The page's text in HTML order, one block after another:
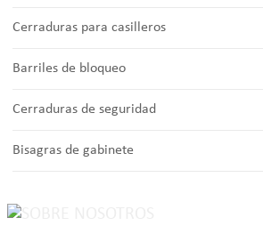
Cerraduras para casilleros
Barriles de bloqueo
Cerraduras de seguridad
Bisagras de gabinete